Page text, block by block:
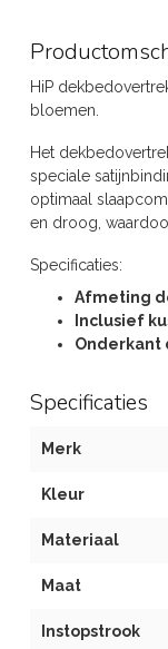
HiP
bloemen.
Het
speciale
optimaal
en droog,
Specificaties:
Afmeting
Inclusief
Specificaties
Merk
Kleur
Materiaal
Maat
Instopstrook